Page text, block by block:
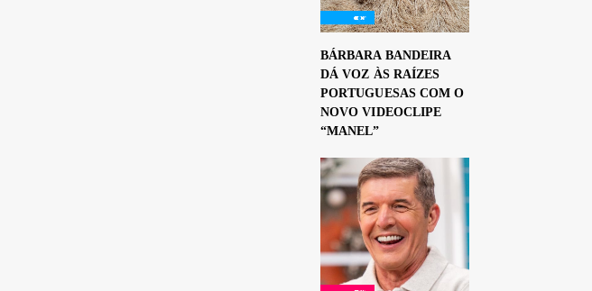
BÁRBARA BANDEIRA
DÁ VOZ ÀS RAÍZES
PORTUGUESAS COM O
NOVO VIDEOCLIPE
“MANEL”